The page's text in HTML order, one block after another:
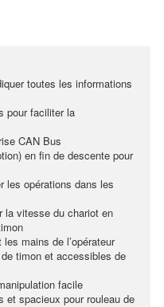
toutes les informations
pour faciliter la
CAN Bus
en fin de descente pour
les opérations dans les
la vitesse du chariot en
mains de l’opérateur
timon et accessibles de
facile
et spacieux pour rouleau de